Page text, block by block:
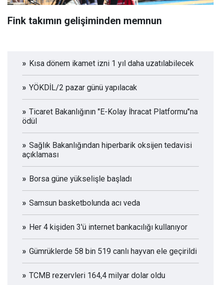
Fink takımın gelişiminden memnun
Kısa dönem ikamet izni 1 yıl daha uzatılabilecek
YÖKDİL/2 pazar günü yapılacak
Ticaret Bakanlığının "E-Kolay İhracat Platformu"na
ödül
Sağlık Bakanlığından hiperbarik oksijen tedavisi
açıklaması
Borsa güne yükselişle başladı
Samsun basketbolunda acı veda
Her 4 kişiden 3'ü internet bankacılığı kullanıyor
Gümrüklerde 58 bin 519 canlı hayvan ele geçirildi
TCMB rezervleri 164,4 milyar dolar oldu